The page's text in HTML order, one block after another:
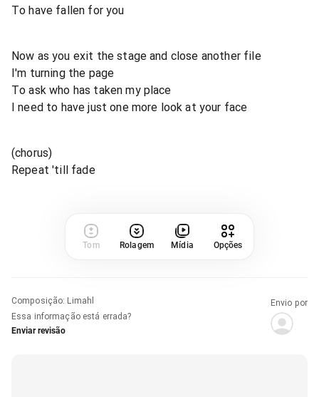
To have fallen for you
Now as you exit the stage and close another file
I'm turning the page
To ask who has taken my place
I need to have just one more look at your face
(chorus)
Repeat 'till fade
Tom Rolagem Mídia Opções
Composição: Limahl
Essa informação está errada?
Enviar revisão
Envio por